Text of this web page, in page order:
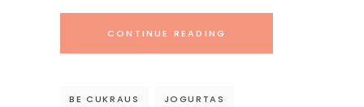
CONTINUE READING
BE CUKRAUS JOGURTAS